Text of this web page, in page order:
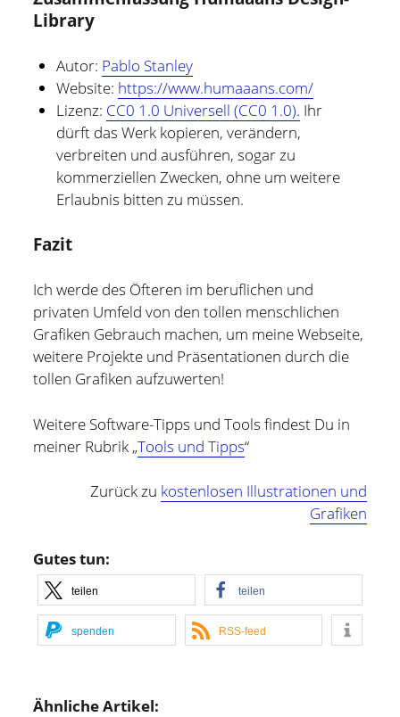
Library
Autor: Pablo Stanley
Website: https://www.humaaans.com/
Lizenz: CC0 1.0 Universell (CC0 1.0). Ihr
dürft das Werk kopieren, verändern,
verbreiten und ausführen, sogar zu
kommerziellen Zwecken, ohne um weitere
Erlaubnis bitten zu müssen.
Fazit
Ich werde des Öfteren im beruflichen und
privaten Umfeld von den tollen menschlichen
Grafiken Gebrauch machen, um meine Webseite,
weitere Projekte und Präsentationen durch die
tollen Grafiken aufzuwerten!
Weitere Software-Tipps und Tools findest Du in
meiner Rubrik „Tools und Tipps“
Zurück zu kostenlosen Illustrationen und
Grafiken
Gutes tun:
teilen teilen
spenden RSS-feed
Ähnliche Artikel: